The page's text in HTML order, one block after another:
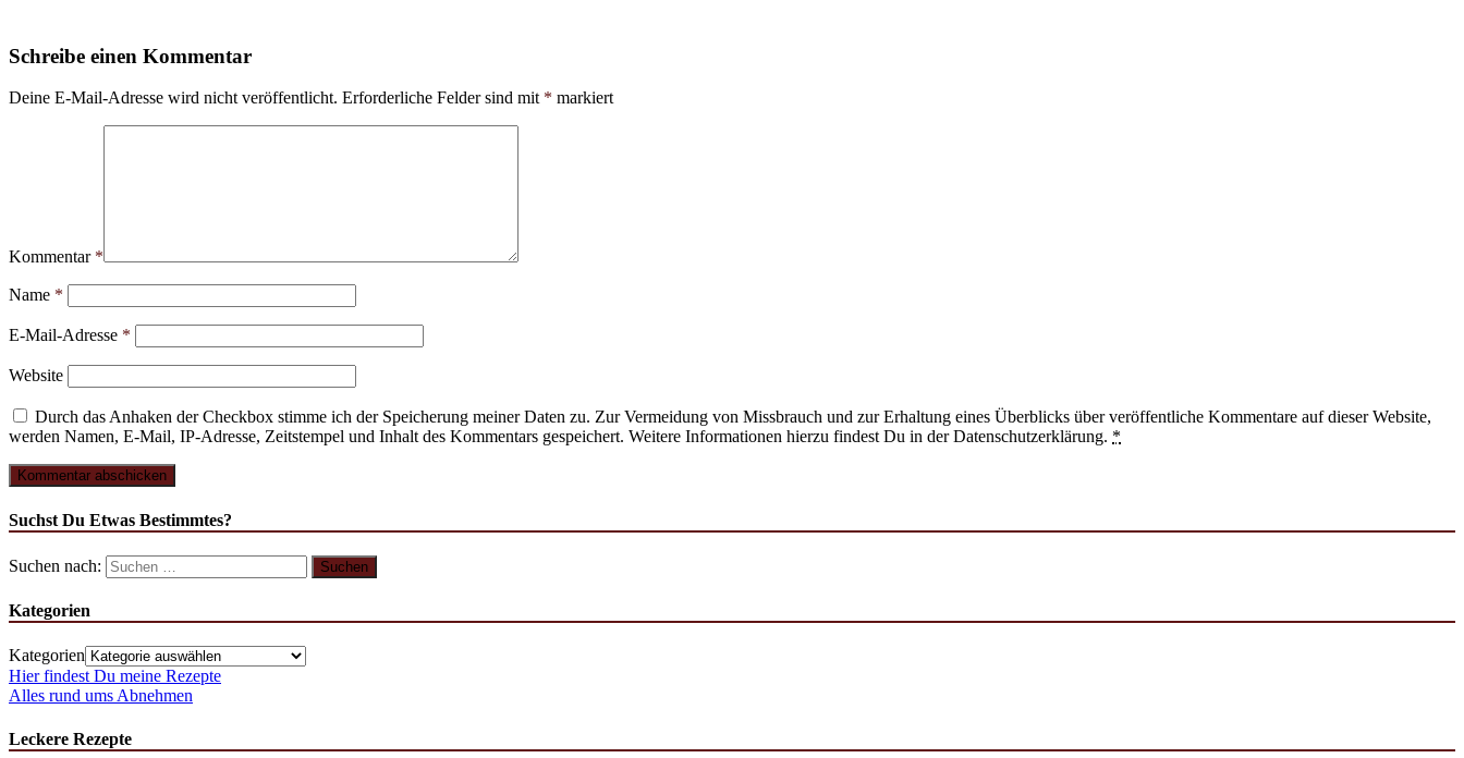
Schreibe einen Kommentar
Deine E-Mail-Adresse wird nicht veröffentlicht. Erforderliche Felder sind mit * markiert
Kommentar *
Name *
E-Mail-Adresse *
Website
Durch das Anhaken der Checkbox stimme ich der Speicherung meiner Daten zu. Zur Vermeidung von Missbrauch und zur Erhaltung eines Überblicks über veröffentliche Kommentare auf dieser Website,
werden Namen, E-Mail, IP-Adresse, Zeitstempel und Inhalt des Kommentars gespeichert. Weitere Informationen hierzu findest Du in der Datenschutzerklärung. *
Suchst Du Etwas Bestimmtes?
Suchen nach:
Kategorien
Kategorien
Hier findest Du meine Rezepte
Alles rund ums Abnehmen
Leckere Rezepte